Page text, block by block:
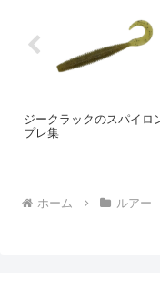
ジークラックのスパイロ
プレ集
ホーム ルアー